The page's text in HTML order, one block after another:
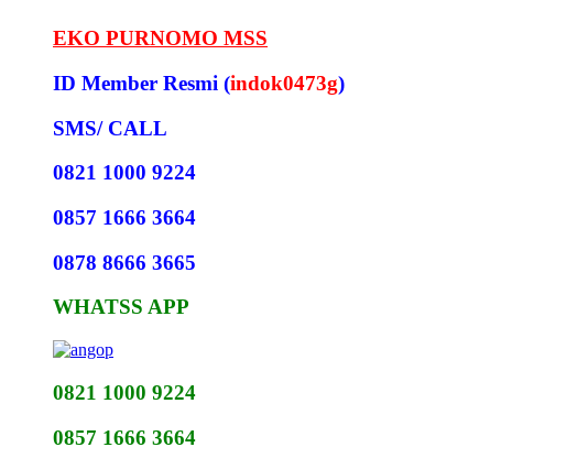
EKO PURNOMO MSS
ID Member Resmi (indok0473g)
SMS/ CALL
0821 1000 9224
0857 1666 3664
0878 8666 3665
WHATSS APP
0821 1000 9224
0857 1666 3664